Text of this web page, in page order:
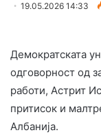
19.05.2026 14:33
Демократската
одговорност од
работи, Астрит
притисок и
Албанија.